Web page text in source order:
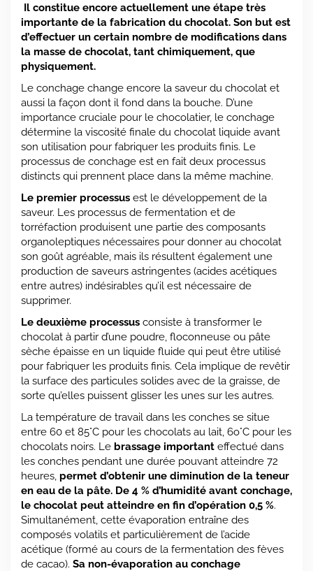
Il constitue encore actuellement une étape très
importante de la fabrication du chocolat. Son but est
d’effectuer un certain nombre de modifications dans
la masse de chocolat, tant chimiquement, que
physiquement.
Le conchage change encore la saveur du chocolat et
aussi la façon dont il fond dans la bouche. D’une
importance cruciale pour le chocolatier, le conchage
détermine la viscosité finale du chocolat liquide avant
son utilisation pour fabriquer les produits finis. Le
processus de conchage est en fait deux processus
distincts qui prennent place dans la même machine.
Le premier processus est le développement de la
saveur. Les processus de fermentation et de
torréfaction produisent une partie des composants
organoleptiques nécessaires pour donner au chocolat
son goût agréable, mais ils résultent également une
production de saveurs astringentes (acides acétiques
entre autres) indésirables qu’il est nécessaire de
supprimer.
Le deuxième processus consiste à transformer le
chocolat à partir d’une poudre, floconneuse ou pâte
sèche épaisse en un liquide fluide qui peut être utilisé
pour fabriquer les produits finis. Cela implique de revêtir
la surface des particules solides avec de la graisse, de
sorte qu’elles puissent glisser les unes sur les autres.
La température de travail dans les conches se situe
entre 60 et 85°C pour les chocolats au lait, 6o°C pour les
chocolats noirs. Le brassage important effectué dans
les conches pendant une durée pouvant atteindre 72
heures, permet d’obtenir une diminution de la teneur
en eau de la pâte. De 4 % d’humidité avant conchage,
le chocolat peut atteindre en fin d’opération 0,5 %.
Simultanément, cette évaporation entraîne des
composés volatils et particulièrement de l’acide
acétique (formé au cours de la fermentation des fèves
de cacao). Sa non-évaporation au conchage